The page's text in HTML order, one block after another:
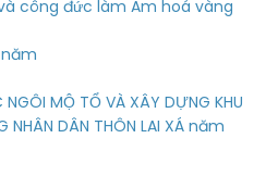
công đức làm Am hoá vàng
MỘ TỔ VÀ XÂY DỰNG KHU
NHÂN DÂN THÔN LAI XÁ năm